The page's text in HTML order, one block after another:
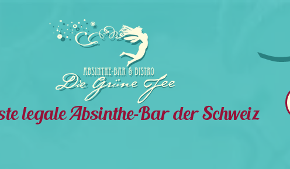
legale Absinthe-Bar der Schweiz